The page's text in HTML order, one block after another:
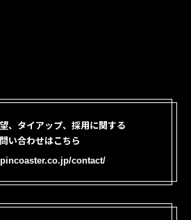
、タイアップ、採用に関する
い合わせはこちら
contact/